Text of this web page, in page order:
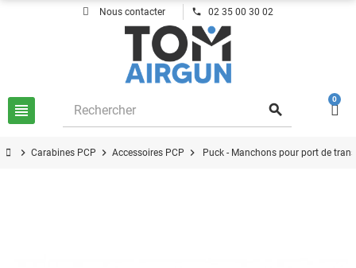
Nous contacter phone 02 35 00 30 02
view_headline search
0
chevron_right Carabines PCP chevron_right Accessoires PCP chevron_right Puck - Manchons pour port de